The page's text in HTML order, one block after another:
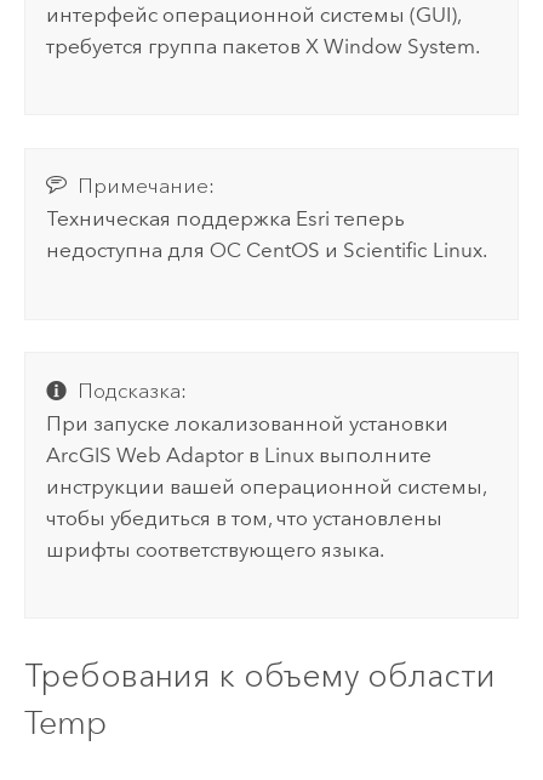
интерфейс операционной системы (GUI),
требуется группа пакетов X Window System.
Примечание:
Техническая поддержка Esri теперь
недоступна для ОС CentOS и Scientific Linux.
Подсказка:
При запуске локализованной установки
ArcGIS Web Adaptor в Linux выполните
инструкции вашей операционной системы,
чтобы убедиться в том, что установлены
шрифты соответствующего языка.
Требования к объему области
Temp